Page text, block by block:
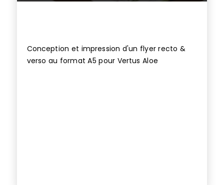
Conception et impression d'un flyer recto &
verso au format A5 pour Vertus Aloe